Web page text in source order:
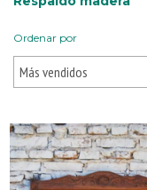
Ordenar por